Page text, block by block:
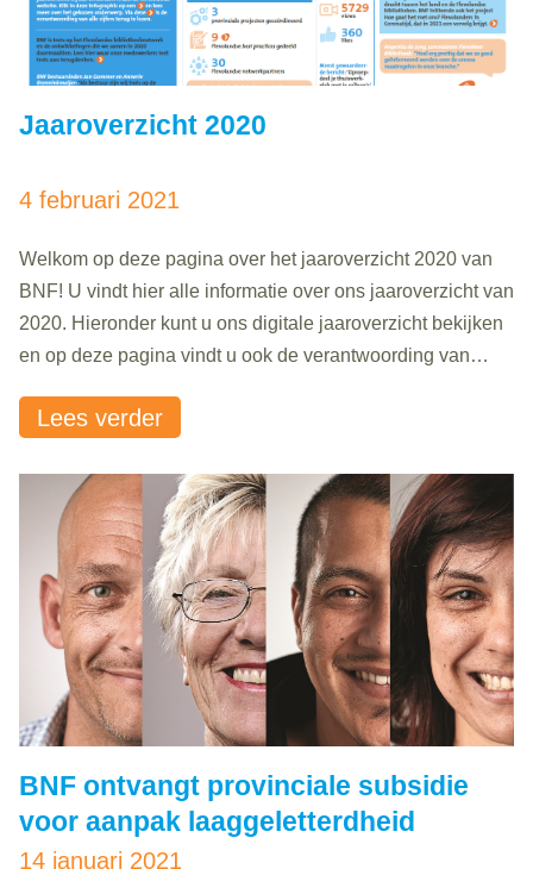
Jaaroverzicht 2020
4 februari 2021
Welkom op deze pagina over het jaaroverzicht 2020 van
BNF! U vindt hier alle informatie over ons jaaroverzicht van
2020. Hieronder kunt u ons digitale jaaroverzicht bekijken
en op deze pagina vindt u ook de verantwoording van
naar beneden en lees meer over..
Lees verder
BNF ontvangt provinciale subsidie
voor aanpak laaggeletterdheid
14 januari 2021